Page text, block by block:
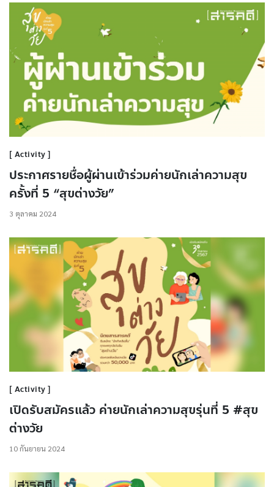
Activity
ประกาศรายชื่อผู้ผ่านเข้าร่วมค่ายนักเล่าความสุข
ครั้งที่ 5 “สุขต่างวัย”
3 ตุลาคม 2024
Activity
เปิดรับสมัครแล้ว ค่ายนักเล่าความสุขรุ่นที่ 5 #สุข
ต่างวัย
10 กันยายน 2024